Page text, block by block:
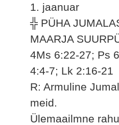
1. jaanuar
╬ PÜHA
MAARJA
4Ms 6:22-27; Ps
4:4-7; Lk 2:16-21
R: Armuline
meid.
Ülemaailmne